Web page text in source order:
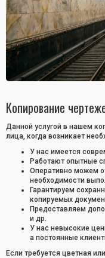
Копирование
Данной услугой в нашем
лица, когда возникает
У нас имеется
Работают опытные
Оперативно можем
необходимости
Гарантируем
копируемых
Предоставляем
и др.
У нас невысокие
а постоянные
Если требуется цветная